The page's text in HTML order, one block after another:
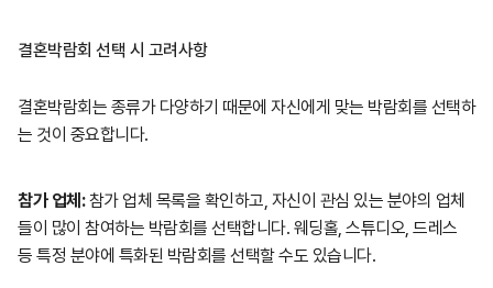
결혼박람회 선택 시 고려사항
결혼박람회는 종류가 다양하기 때문에 자신에게 맞는 박람회를 선택하
는 것이 중요합니다.
참가 업체:참가 업체 목록을 확인하고, 자신이 관심 있는 분야의 업체
들이 많이 참여하는 박람회를 선택합니다. 웨딩홀, 스튜디오, 드레스
등 특정 분야에 특화된 박람회를 선택할 수도 있습니다.